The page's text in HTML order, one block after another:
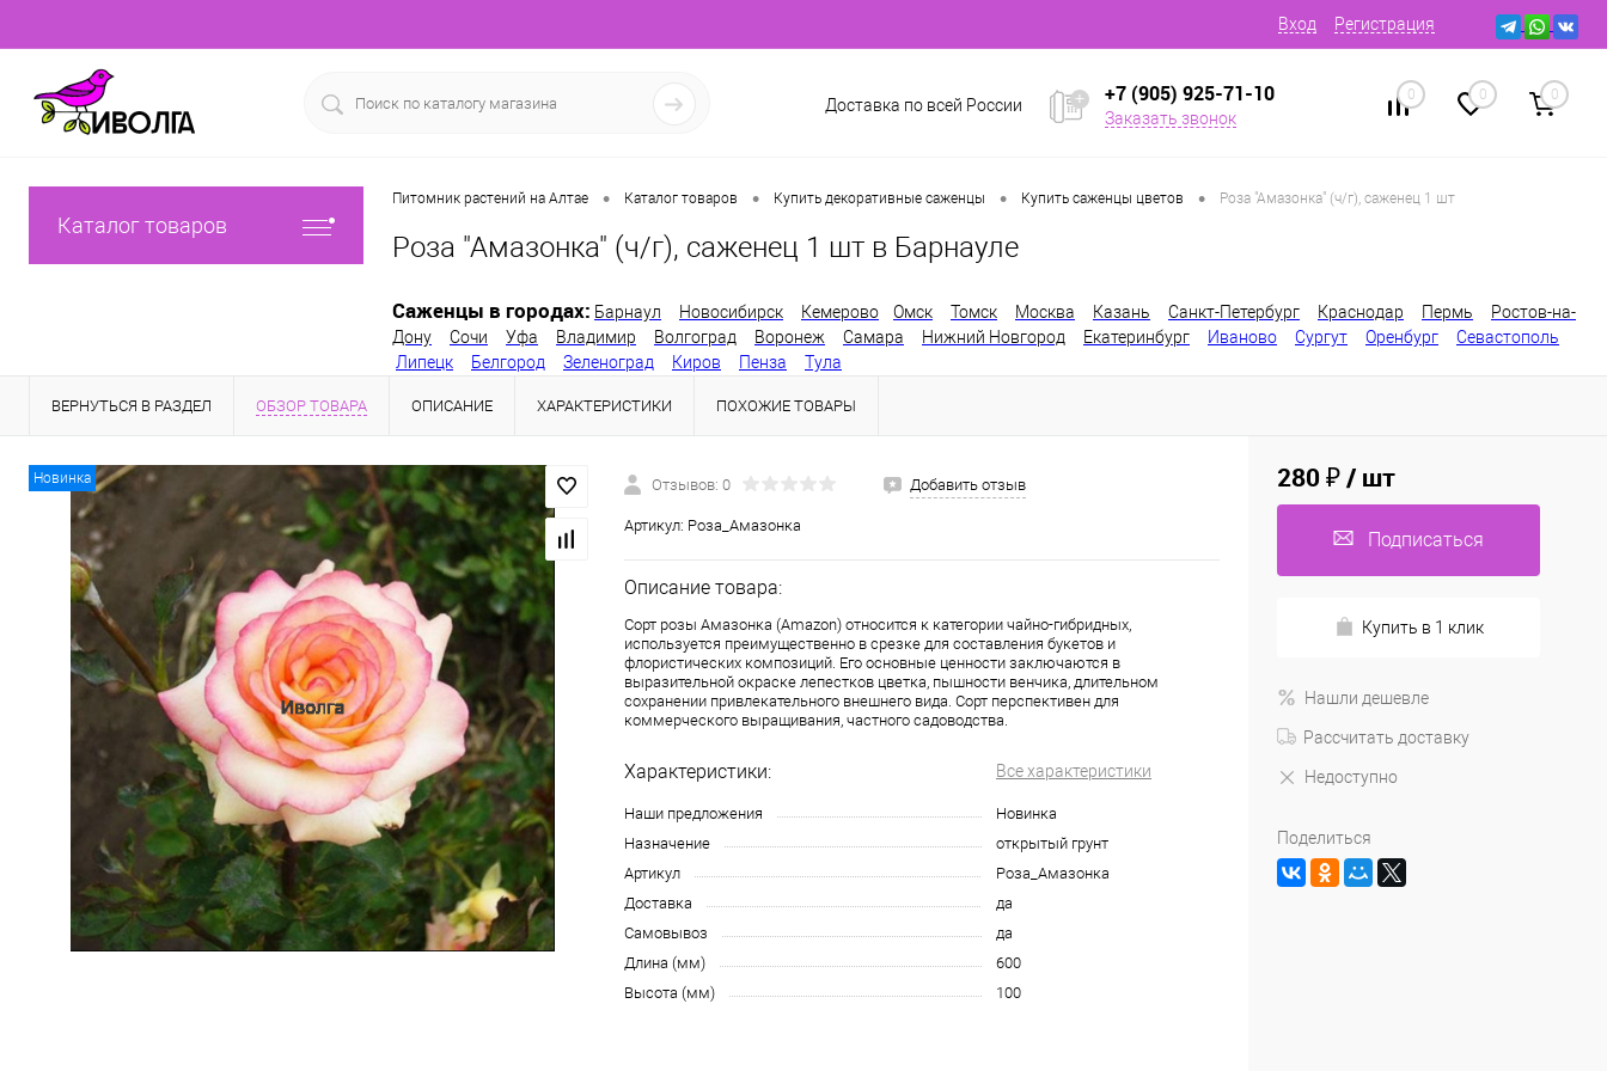
Вход Регистрация
Доставка по всей России +7 (905) 925-71-10
Заказать звонок
0 0 0
Каталог товаров
Питомник растений на Алтае • Каталог товаров • Купить декоративные саженцы • Купить саженцы цветов • Роза "Амазонка" (ч/г), саженец 1 шт
Роза "Амазонка" (ч/г), саженец 1 шт в Барнауле
Саженцы в городах: Барнаул Новосибирск Кемерово Омск Томск Москва Казань Санкт-Петербург Краснодар Пермь
Ростов-на-
Дону
Сочи Уфа Владимир Волгоград Воронеж Самара Нижний Новгород Екатеринбург Иваново Сургут Оренбург
Севастополь
Липецк
Белгород Зеленоград Киров Пенза Тула
ВЕРНУТЬСЯ В РАЗДЕЛ ОБЗОР ТОВАРА ОПИСАНИЕ ХАРАКТЕРИСТИКИ ПОХОЖИЕ ТОВАРЫ
Новинка Отзывов: 0 Добавить отзыв
Артикул: Роза_Амазонка
Описание товара:
Сорт розы Амазонка (Amazon) относится к категории чайно-гибридных,
используется преимущественно в срезке для составления букетов и
флористических композиций. Его основные ценности заключаются в
выразительной окраске лепестков цветка, пышности венчика, длительном
сохранении привлекательного внешнего вида. Сорт перспективен для
коммерческого выращивания, частного садоводства.
Характеристики: Все характеристики
Наши предложения
Новинка
Назначение
открытый грунт
Артикул
Роза_Амазонка
Доставка
да
Самовывоз
да
Длина (мм)
600
Высота (мм)
100
280 ₽/ шт
Подписаться
Купить в 1 клик
Нашли дешевле
Рассчитать доставку
Недоступно
Поделиться